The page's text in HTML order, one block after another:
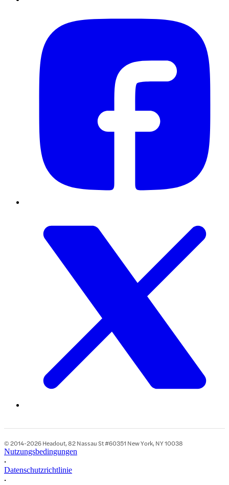
© 2014-2026 Headout, 82 Nassau St #60351 New York, NY 10038
Nutzungsbedingungen
•
Datenschutzrichtlinie
•